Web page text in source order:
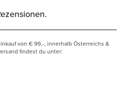
von € 99,-, innerhalb Österreichs &
findest du unter: